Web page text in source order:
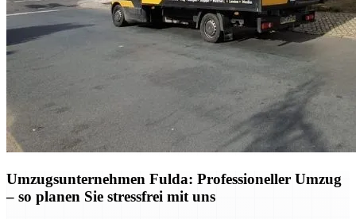
Umzugsunternehmen Fulda: Professioneller Umzug
– so planen Sie stressfrei mit uns